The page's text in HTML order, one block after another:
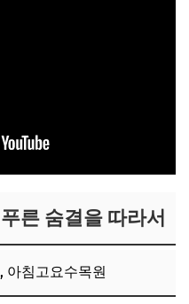
른 숨결을 따라서
아침고요수목원